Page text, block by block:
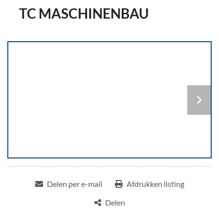
TC MASCHINENBAU
Delen per e-mail
Afdrukken listing
Delen